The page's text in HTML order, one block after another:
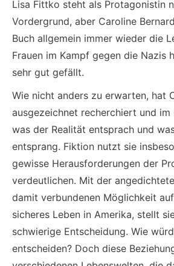
Lisa Fittko steht als Protagonistin
Vordergrund, aber Caroline
Buch allgemein immer wieder die
Frauen im Kampf gegen die Nazis
sehr gut gefällt.
Wie nicht anders zu erwarten, hat
ausgezeichnet recherchiert und
was der Realität entsprach und
entsprang. Fiktion nutzt sie
gewisse Herausforderungen der
verdeutlichen. Mit der
damit verbundenen Möglichkeit
sicheres Leben in Amerika, stellt
schwierige Entscheidung. Wie
entscheiden? Doch diese